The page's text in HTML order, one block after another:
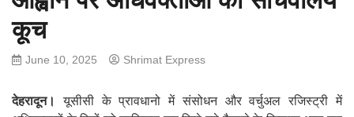
कूच
June 10, 2025 Shrimat Express
देहरादून।
यूसीसी के प्रावधानो में संसोधन और वर्चुअल रजिस्ट्री में